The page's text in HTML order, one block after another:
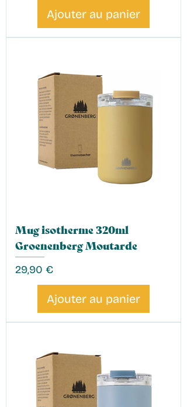
Ajouter au panier
Mug isotherme 320ml
Groenenberg Moutarde
Prix
29,90 €
Ajouter au panier